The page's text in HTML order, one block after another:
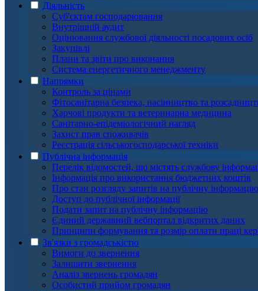
Діяльність
Суб'єктам господарювання
Внутрішній аудит
Оцінювання службової діяльності посадових осіб
Закупівлі
Плани та звіти про виконання
Система енергетичного менеджменту
Напрямки
Контроль за цінами
Фітосанітарна безпека, насінництво та
Харчові продукти та ветеринарна медицина
Санітарно-епідеміологічний нагляд
Захист прав споживачів
Реєстрація сільськогосподарської техніки
Публічна інформація
Перелік відомостей, що містять службову
Інформація про використання бюджетних коштів
Про стан розгляду запитів на публічну інформацію
Доступ до публічної інформації
Подати запит на публічну інформацію
Єдиний державний вебпортал відкритих даних
Принципи формування та розмір оплати праці
Зв'язки з громадськістю
Вимоги до звернення
Залишити звернення
Аналіз звернень громадян
Особистий прийом громадян